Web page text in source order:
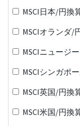
MSCI日本/円換
MSCIオランダ/
MSCIニュージ
MSCIシンガポ
MSCI英国/円換
MSCI米国/円換